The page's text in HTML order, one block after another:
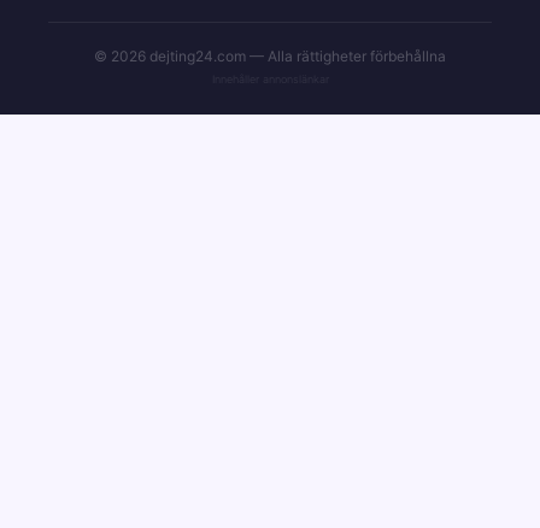
© 2026 dejting24.com — Alla rättigheter förbehållna